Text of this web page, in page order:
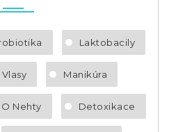
Laktobacily
Manikúra
Nehty Detoxikace